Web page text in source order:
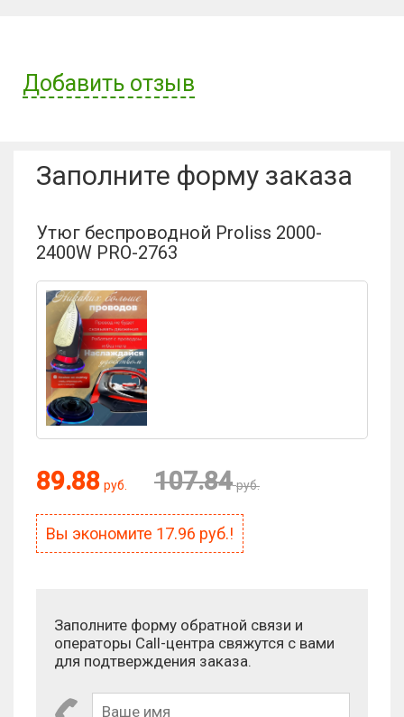
Добавить отзыв
Антиспам:
Сколько будет 1 × 4?
Заполните форму заказа
Утюг беспроводной Proliss 2000-
2400W PRO-2763
89.88 руб. 107.84 руб.
Вы экономите 17.96 руб.!
Заполните форму обратной связи и
операторы Call-центра свяжутся с вами
для подтверждения заказа.